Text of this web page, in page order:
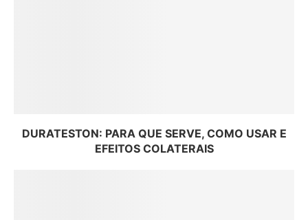
DURATESTON: PARA QUE SERVE, COMO USAR E
EFEITOS COLATERAIS